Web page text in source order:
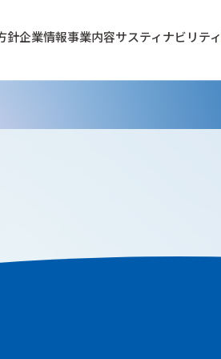
針企業情報事業内容サスティナビリティ